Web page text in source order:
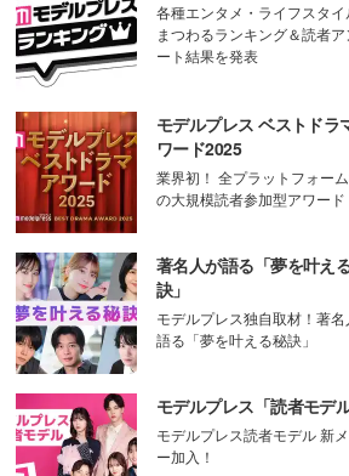
各種エンタメ・ライフスタイ
まつわるランキング＆読者ア
ート結果を発表
モデルプレス ベストドラ
ワード2025
業界初！ 全プラットフォー
の大規模読者参加型アワード
著名人が語る「夢を叶え
訣」
モデルプレス独自取材！著
語る「夢を叶える秘訣」
モデルプレス「読者モデル
モデルプレス読者モデル 新
ー加入！